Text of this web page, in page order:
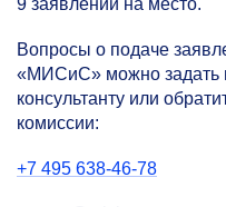
Вопросы о подаче
«МИСиС» можно задать
консультанту или
комиссии:
+7 495 638-46-78